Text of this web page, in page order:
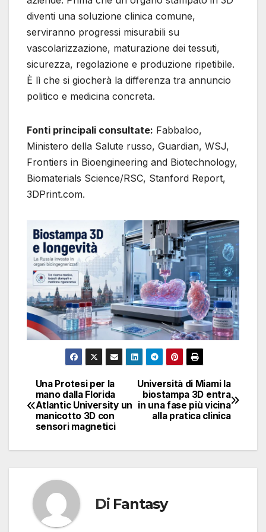
diventi una soluzione clinica comune,
serviranno progressi misurabili su
vascolarizzazione, maturazione dei tessuti,
sicurezza, regolazione e produzione ripetibile.
È lì che si giocherà la differenza tra annuncio
politico e medicina concreta.
Fonti principali consultate: Fabbaloo,
Ministero della Salute russo, Guardian, WSJ,
Frontiers in Bioengineering and Biotechnology,
Biomaterials Science/RSC, Stanford Report,
3DPrint.com.
Navigazione
articoli
Università di Miami la
biostampa 3D entra
in una fase più vicina
alla pratica clinica
Una Protesi per la
mano dalla Florida
Atlantic University un
manicotto 3D con
sensori magnetici
Di Fantasy